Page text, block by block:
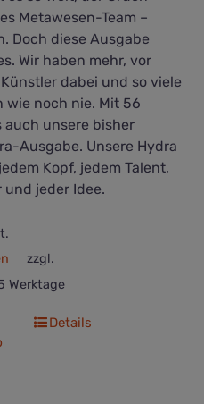
Metawesen-Team –
Doch diese Ausgabe
Wir haben mehr, vor
dabei und so viele
wie noch nie. Mit 56
auch unsere bisher
Ausgabe. Unsere Hydra
Kopf, jedem Talent,
und jeder Idee.
zzgl.
Werktage
Details